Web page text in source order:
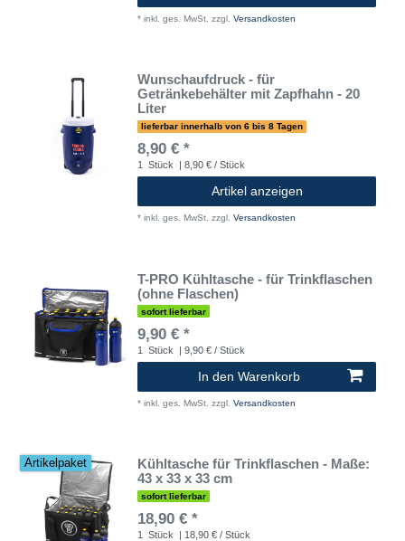
* inkl. ges. MwSt. zzgl. Versandkosten
Wunschaufdruck - für
Getränkebehälter mit Zapfhahn - 20
Liter
lieferbar innerhalb von 6 bis 8 Tagen
8,90 € *
1 Stück | 8,90 € / Stück
Artikel anzeigen
* inkl. ges. MwSt. zzgl. Versandkosten
T-PRO Kühltasche - für Trinkflaschen
(ohne Flaschen)
sofort lieferbar
9,90 € *
1 Stück | 9,90 € / Stück
In den Warenkorb
* inkl. ges. MwSt. zzgl. Versandkosten
Artikelpaket
Kühltasche für Trinkflaschen - Maße:
43 x 33 x 33 cm
sofort lieferbar
18,90 € *
1 Stück | 18,90 € / Stück